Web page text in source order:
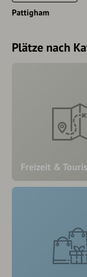
Pattigham
Plätze nach
Freizeit &